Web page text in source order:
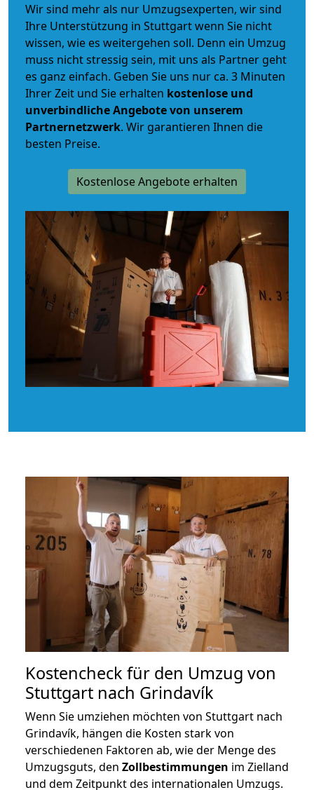
Wir sind mehr als nur Umzugsexperten, wir sind
Ihre Unterstützung in Stuttgart wenn Sie nicht
wissen, wie es weitergehen soll. Denn ein Umzug
muss nicht stressig sein, mit uns als Partner geht
es ganz einfach. Geben Sie uns nur ca. 3 Minuten
Ihrer Zeit und Sie erhalten kostenlose und
unverbindlicheAngebote von unserem
Partnernetzwerk. Wir garantieren Ihnen die
besten Preise.
Kostenlose Angebote erhalten
Kostencheck für den Umzug von
Stuttgart nach Grindavík
Wenn Sie umziehen möchten von Stuttgart nach
Grindavík, hängen die Kosten stark von
verschiedenen Faktoren ab, wie der Menge des
Umzugsguts, den Zollbestimmungen im Zielland
und dem Zeitpunkt des internationalen Umzugs.